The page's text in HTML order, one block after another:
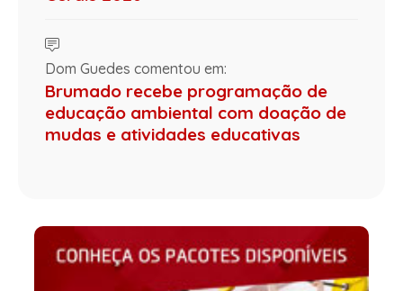
Dom Guedes comentou em:
Brumado recebe programação de
educação ambiental com doação de
mudas e atividades educativas